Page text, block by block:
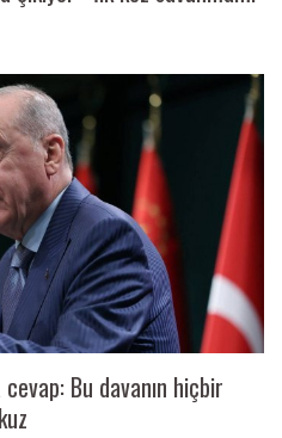
Bu davanın hiçbir